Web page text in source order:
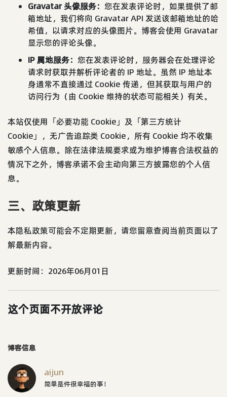
Gravatar 头像服务： 您在发表评论时，如果提供了邮
箱地址，我们将向 Gravatar API 发送该邮箱地址的哈
希值，以请求对应的头像图片。博客会使用 Gravatar
显示您的评论头像。
IP 属地服务： 您在发表评论时，服务器会在处理评论
请求时获取并解析评论者的 IP 地址。虽然 IP 地址本
身通常不直接通过 Cookie 传递，但其获取与用户的
访问行为（由 Cookie 维持的状态可能相关）有关。
本站仅使用「必要功能 Cookie」及「第三方统计
Cookie」，无广告追踪类 Cookie，所有 Cookie 均不收集
敏感个人信息。除在法律法规要求或为维护博客合法权益的
情况下之外，博客承诺不会主动向第三方披露您的个人信
息。
三、政策更新
本隐私政策可能会不定期更新，请您留意查阅当前页面以了
解最新内容。
更新时间：2026年06月01日
这个页面不开放评论
博客信息
aijun
简单是件很幸福的事！